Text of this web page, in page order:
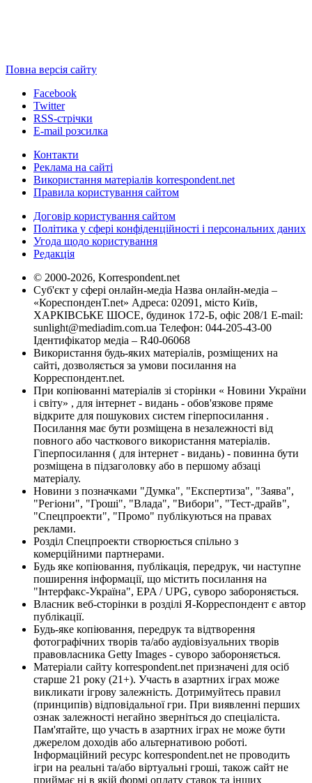
Повна версія сайту
Facebook
Twitter
RSS-стрічки
E-mail розсилка
Контакти
Реклама на сайті
Використання матеріалів korrespondent.net
Правила користування сайтом
Договір користування сайтом
Політика у сфері конфіденційності і персональних даних
Угода щодо користування
Редакція
© 2000-2026, Korrespondent.net
Суб'єкт у сфері онлайн-медіа Назва онлайн-медіа –
«КореспонденТ.net» Адреса: 02091, місто Київ,
ХАРКІВСЬКЕ ШОСЕ, будинок 172-Б, офіс 208/1 E-mail:
sunlight@mediadim.com.ua Телефон: 044-205-43-00
Ідентифікатор медіа – R40-06068
Використання будь-яких матеріалів, розміщених на
сайті, дозволяється за умови посилання на
Корреспондент.net.
При копіюванні матеріалів зі сторінки « Новини України
і світу» , для інтернет - видань - обов'язкове пряме
відкрите для пошукових систем гіперпосилання .
Посилання має бути розміщена в незалежності від
повного або часткового використання матеріалів.
Гіперпосилання ( для інтернет - видань) - повинна бути
розміщена в підзаголовку або в першому абзаці
матеріалу.
Новини з позначками "Думка", "Експертиза", "Заява",
"Регіони", "Гроші", "Влада", "Вибори", "Тест-драйв",
"Спецпроекти", "Промо" публікуються на правах
реклами.
Розділ Спецпроекти створюється спільно з
комерційними партнерами.
Будь яке копіювання, публікація, передрук, чи наступне
поширення інформації, що містить посилання на
"Інтерфакс-Україна", EPA / UPG, суворо забороняється.
Власник веб-сторінки в розділі Я-Корреспондент є автор
публікації.
Будь-яке копіювання, передрук та відтворення
фотографічних творів та/або аудіовізуальних творів
правовласника Getty Images - суворо забороняється.
Матеріали сайту korrespondent.net призначені для осіб
старше 21 року (21+). Участь в азартних іграх може
викликати ігрову залежність. Дотримуйтесь правил
(принципів) відповідальної гри. При виявленні перших
ознак залежності негайно зверніться до спеціаліста.
Пам'ятайте, що участь в азартних іграх не може бути
джерелом доходів або альтернативою роботі.
Інформаційний ресурс korrespondent.net не проводить
ігри на реальні та/або віртуальні гроші, також сайт не
приймає ні в якій формі оплату ставок та інших